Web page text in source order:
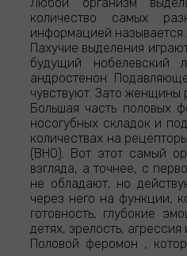
количество самых
информацией
Пахучие выделения
будущий нобелевский
андростенон.
чувствуют. Зато женщины
Большая часть половых
носогубных складок и
количествах на
(ВНО). Вот этот самый
взгляда, а точнее, с
не обладают, но
через него на функции,
готовность, глубокие
детях, зрелость,
Половой феромон ,